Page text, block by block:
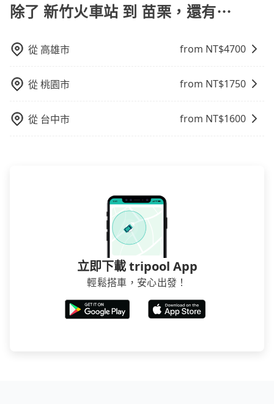
機也絕對不會在車內吸煙，於新冠肺炎期間也絕對全程
配戴口罩。tripool之所以能將價格壓在市價7~8折的主
車率，也就是提高俗稱「回頭車」的比例。這不僅體現
雙十等）能用更少的司機來服務更多的旅客，意味著使
低，如此便反應在服務品質的控管會更佳。但tripool網
站上的價格是動態的，一般來說越早預訂價格越優，且
費，通常以每小時為單位，客戶可以根據自己的需要預
定一定時間的包車服務。這種服務適用於需要在城市內
等。 點到點包車：點到點包車是按照里程和目的地來計
線和里程來計算費用。這種服務通常適用於單程或從一
個城市到另一個城市的長途包車。
除了 新竹火車站 到 苗栗，還有⋯
從 高雄市 from NT$4700
從桃園市 from NT$1750
從 台中市 from NT$1600
立即下載 tripool App
輕鬆搭車，安心出發！